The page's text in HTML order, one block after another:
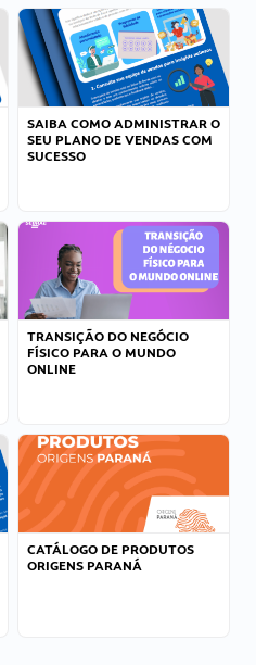
SAIBA COMO ADMINISTRAR O
SEU PLANO DE VENDAS COM
SUCESSO
TRANSIÇÃO DO NEGÓCIO
FÍSICO PARA O MUNDO
ONLINE
CATÁLOGO DE PRODUTOS
ORIGENS PARANÁ